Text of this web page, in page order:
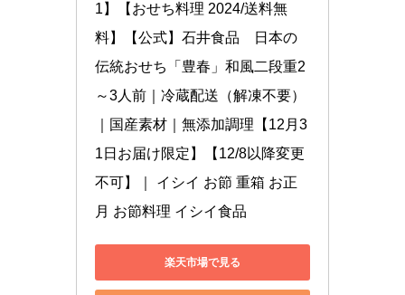
1】【おせち料理 2024/送料無
料】【公式】石井食品　日本の
伝統おせち「豊春」和風二段重2
～3人前｜冷蔵配送（解凍不要）
｜国産素材｜無添加調理【12月3
1日お届け限定】【12/8以降変更
不可】｜ イシイ お節 重箱 お正
月 お節料理 イシイ食品
楽天市場で見る